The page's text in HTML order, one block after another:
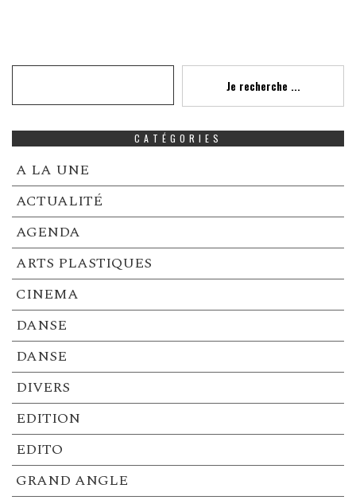
Je recherche ...
CATÉGORIES
A LA UNE
ACTUALITÉ
AGENDA
ARTS PLASTIQUES
CINEMA
DANSE
DANSE
DIVERS
EDITION
EDITO
GRAND ANGLE